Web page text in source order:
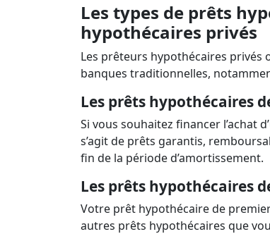
Les types de prêts
hypothécaires privés
Les prêteurs hypothécaires
banques traditionnelles,
Les prêts hypothécaires
Si vous souhaitez financer l’achat
s’agit de prêts garantis,
fin de la période d’amortissement.
Les prêts hypothécaires
Votre prêt hypothécaire de
autres prêts hypothécaires que